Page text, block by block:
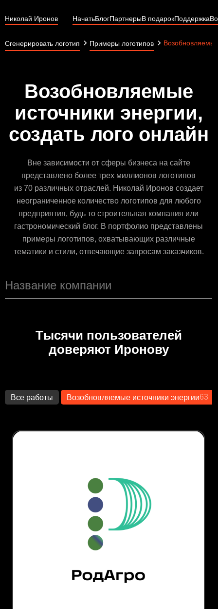
Николай Иронов НачатьБлогПартнерыВ подарокПоддержка
Сгенерировать логотип Примеры логотипов
Возобновляемые
источники энергии,
создать лого онлайн
Вне зависимости от сферы бизнеса на сайте
представлено более трех миллионов логотипов
из 70 различных отраслей. Николай Иронов создает
неограниченное количество логотипов для любого
предприятия, будь то строительная компания или
гастрономический блог. В портфолио представлены
примеры логотипов, охватывающих различные
тематики и стили, отвечающие запросам заказчиков.
Тысячи пользователей
доверяют Иронову
Все работы Возобновляемые источники энергии63